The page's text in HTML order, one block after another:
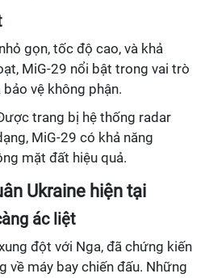
gọn, tốc độ cao, và khả
MiG-29 nổi bật trong vai trò
vệ không phận.
trang bị hệ thống radar
MiG-29 có khả năng
mặt đất hiệu quả.
Ukraine hiện tại
ác liệt
đột với Nga, đã chứng kiến
về máy bay chiến đấu. Những